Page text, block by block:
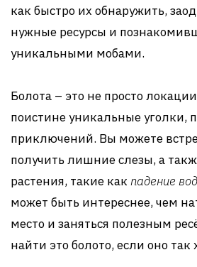
как быстро их обнаружить,
нужные ресурсы и
уникальными мобами.
Болота – это не просто
поистине уникальные уголки,
приключений. Вы можете
получить лишние слезы, а
растения, такие как падение
может быть интереснее, чем
место и заняться полезным
найти это болото, если оно